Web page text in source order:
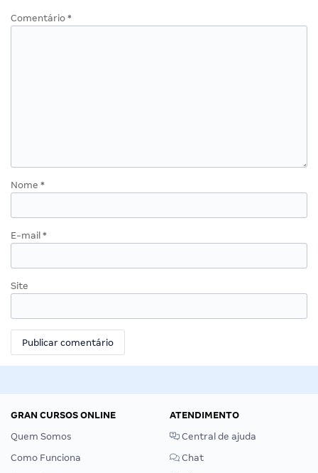
Comentário *
Nome *
E-mail *
Site
GRAN CURSOS ONLINE
Quem Somos
Como Funciona
ATENDIMENTO
Central de ajuda
Chat